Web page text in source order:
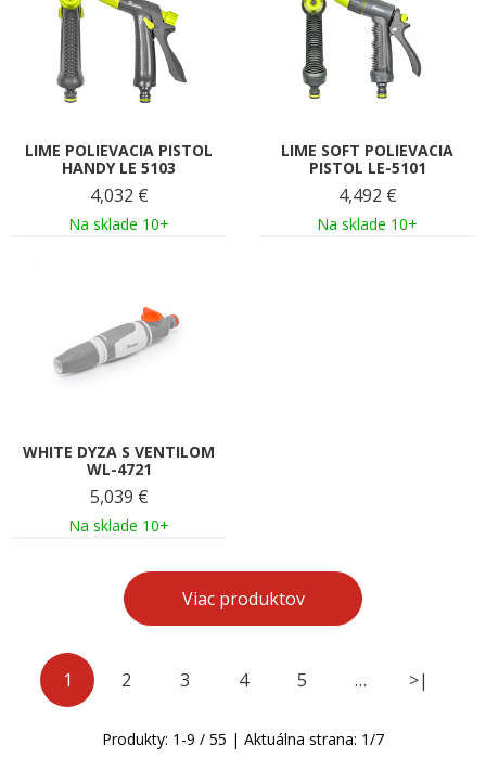
LIME POLIEVACIA PISTOL
HANDY LE 5103
4,032 €
Na sklade 10+
LIME SOFT POLIEVACIA
PISTOL LE-5101
4,492 €
Na sklade 10+
WHITE DYZA S VENTILOM
WL-4721
5,039 €
Na sklade 10+
Viac produktov
1 2 3 4 5 … >|
Produkty: 1 -9 / 55 | Aktuálna strana: 1/7